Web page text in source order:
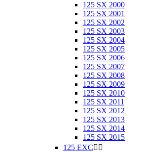
125 SX 2000
125 SX 2001
125 SX 2002
125 SX 2003
125 SX 2004
125 SX 2005
125 SX 2006
125 SX 2007
125 SX 2008
125 SX 2009
125 SX 2010
125 SX 2011
125 SX 2012
125 SX 2013
125 SX 2014
125 SX 2015
125 EXC 